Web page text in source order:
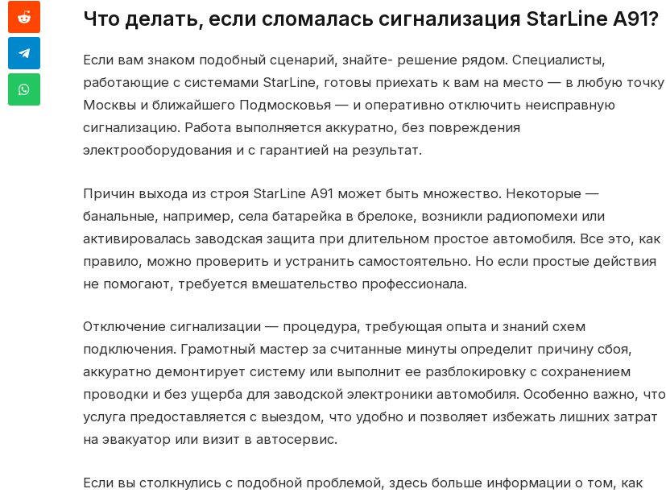
Что делать, если сломалась сигнализация StarLine A91?
Если вам знаком подобный сценарий, знайте- решение рядом. Специалисты,
работающие с системами StarLine, готовы приехать к вам на место — в любую точку
Москвы и ближайшего Подмосковья — и оперативно отключить неисправную
сигнализацию. Работа выполняется аккуратно, без повреждения
электрооборудования и с гарантией на результат.
Причин выхода из строя StarLine A91 может быть множество. Некоторые —
банальные, например, села батарейка в брелоке, возникли радиопомехи или
активировалась заводская защита при длительном простое автомобиля. Все это, как
правило, можно проверить и устранить самостоятельно. Но если простые действия
не помогают, требуется вмешательство профессионала.
Отключение сигнализации — процедура, требующая опыта и знаний схем
подключения. Грамотный мастер за считанные минуты определит причину сбоя,
аккуратно демонтирует систему или выполнит ее разблокировку с сохранением
проводки и без ущерба для заводской электроники автомобиля. Особенно важно, что
услуга предоставляется с выездом, что удобно и позволяет избежать лишних затрат
на эвакуатор или визит в автосервис.
Если вы столкнулись с подобной проблемой, здесь больше информации о том, как